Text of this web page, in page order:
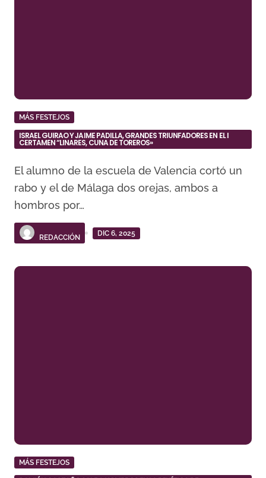
MÁS FESTEJOS
ISRAEL GUIRAO Y JAIME PADILLA, GRANDES TRIUNFADORES EN EL I
CERTAMEN “LINARES, CUNA DE TOREROS»
El alumno de la escuela de Valencia cortó un
rabo y el de Málaga dos orejas, ambos a
hombros por…
REDACCIÓN
DIC 6, 2025
MÁS FESTEJOS